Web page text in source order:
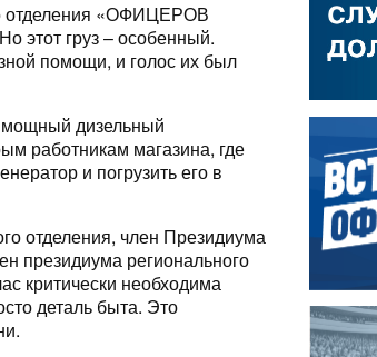
отделения «ОФИЦЕРОВ
этот груз – особенный.
помощи, и голос их был
мощный дизельный
работникам магазина, где
и погрузить его в
отделения, член Президиума
регионального
критически необходима
деталь быта. Это